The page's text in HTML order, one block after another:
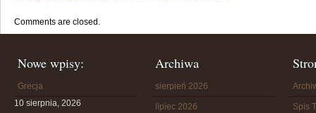
Comments are closed.
Nowe wpisy:
Grecja
10 sierpnia, 2026
Archiwa
sierpień 2026
lipiec 2026 Spis